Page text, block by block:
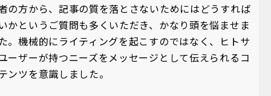
の方から、記事の質を落とさないためにはどうすれば
かというご質問も多くいただき、かなり頭を悩ませま
。機械的にライティングを起こすのではなく、ヒトサ
ーザーが持つニーズをメッセージとして伝えられるコ
ンツを意識しました。